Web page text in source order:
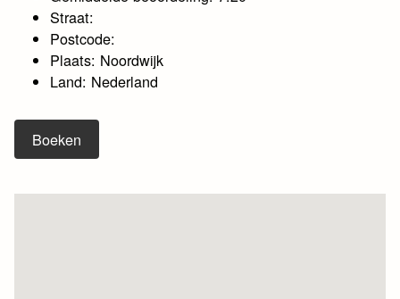
Straat:
Postcode:
Plaats: Noordwijk
Land: Nederland
Boeken